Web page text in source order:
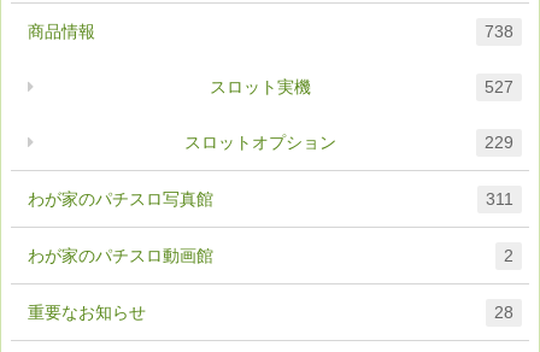
わが家のパチスロ写真館 311
わが家のパチスロ動画館 2
商品情報 738
スロットオプション 229
スロット実機 527
重要なお知らせ 28